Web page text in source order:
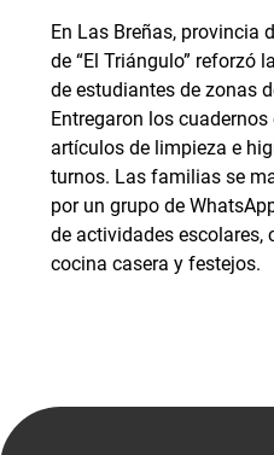
En Las Breñas, provincia
de “El Triángulo” reforzó
de estudiantes de zonas
Entregaron los
artículos de limpieza e
turnos. Las familias se
por un grupo de
de actividades escolares,
cocina casera y festejos.